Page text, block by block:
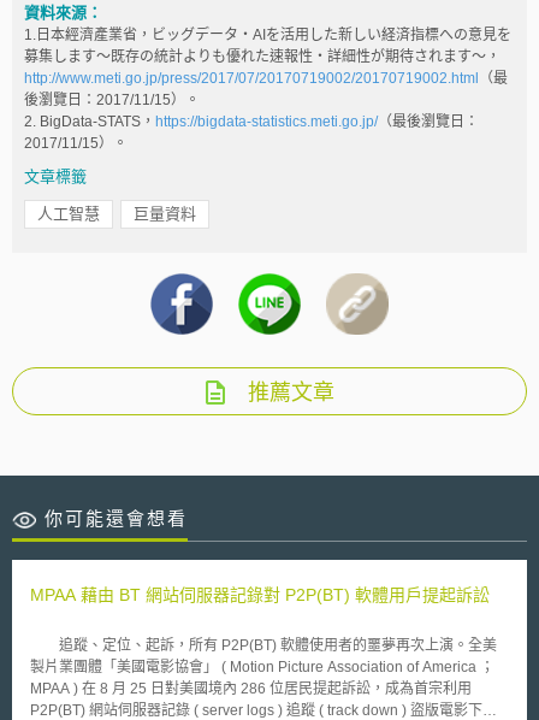
資料來源：
1.日本經濟產業省，ビッグデータ・AIを活用した新しい経済指標への意見を
募集します～既存の統計よりも優れた速報性・詳細性が期待されます～，
http://www.meti.go.jp/press/2017/07/20170719002/20170719002.html （最
後瀏覽日：2017/11/15）。
2. BigData-STATS， https://bigdata-statistics.meti.go.jp/（最後瀏覽日：
2017/11/15）。
文章標籤
人工智慧 巨量資料
推薦文章
你可能還會想看
MPAA 藉由 BT 網站伺服器記錄對 P2P(BT) 軟體用戶提起訴訟
追蹤、定位、起訴，所有 P2P(BT) 軟體使用者的噩夢再次上演。全美
製片業團體「美國電影協會」 ( Motion Picture Association of America ；
MPAA ) 在 8 月 25 日對美國境內 286 位居民提起訴訟，成為首宗利用
P2P(BT) 網站伺服器記錄 ( server logs ) 追蹤 ( track down ) 盜版電影下載